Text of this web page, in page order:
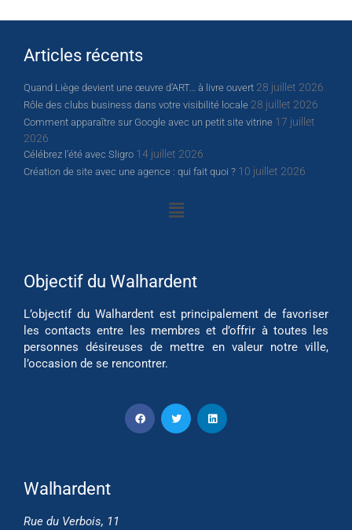
Articles récents
Quand Liège devient une œuvre d’ART… à livre ouvert 28 juillet 2026
Rôle des clubs business dans votre visibilité locale 28 juillet 2026
Comment apparaître sur Google avec un petit site vitrine 17 juillet
2026
Célébrez l’été avec Sligro 14 juillet 2026
Création de site avec une agence : qui fait quoi ? 10 juillet 2026
Objectif du Walhardent
L’objectif du Walhardent est principalement de favoriser
les contacts entre les membres et d’offrir à toutes les
personnes désireuses de mettre en valeur notre ville,
l’occasion de se rencontrer.
Walhardent
Rue du Verbois, 11